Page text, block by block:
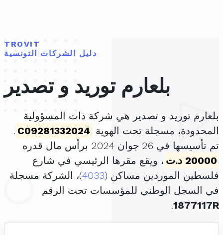
TROVIT
دليل الشركات التونسية
بلعارم توريد و تصدير
بلعارم توريد و تصدير هي شركة ذات المسؤولية
المحدودة، مسجلة تحت الهوية C09281332024
.
تم تأسيسها في 26 جوان 2024 برأس مال قدره
20000 د.ت
، ويقع مقرها الرئيسي في شارع
فلسطين الموردين مساكن (4033)، الشركة مسجلة
في السجل الوطني للمؤسسات تحت الرقم
1877117R
.